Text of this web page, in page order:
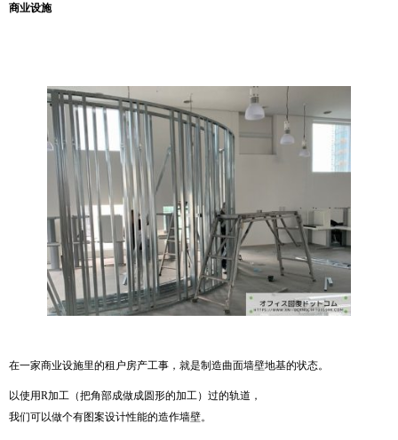
商业设施
在一家商业设施里的租户房产工事，就是制造曲面墙壁地基的状态。
以使用R加工（把角部成做成圆形的加工）过的轨道，
我们可以做个有图案设计性能的造作墙壁。